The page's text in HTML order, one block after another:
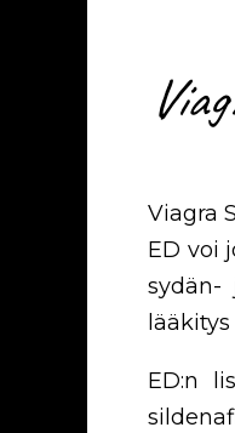
Viagra
ED voi
sydän-
ED:n